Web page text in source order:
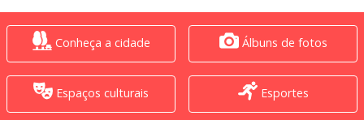
Conheça a cidade Álbuns de fotos
Espaços culturais Esportes